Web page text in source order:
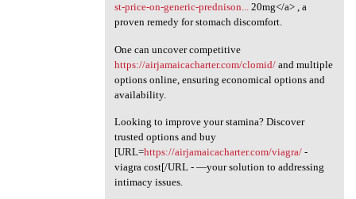
st-price-on-generic-prednison...20mg</a> , a
proven remedy for stomach discomfort.
One can uncover competitive
https://airjamaicacharter.com/clomid/and multiple
options online, ensuring economical options and
availability.
Looking to improve your stamina? Discover
trusted options and buy
[URL=https://airjamaicacharter.com/viagra/-
viagra cost[/URL - —your solution to addressing
intimacy issues.